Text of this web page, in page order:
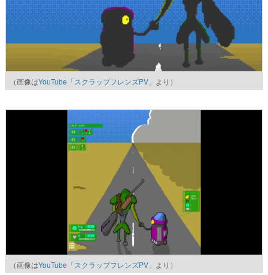
（画像はYouTube「スクラップフレンズPV」 より）
（画像はYouTube「スクラップフレンズPV」 より）